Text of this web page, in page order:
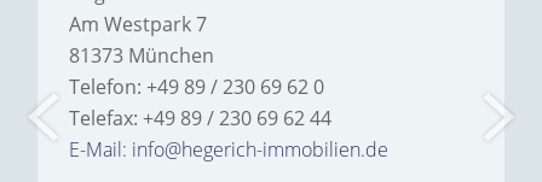
Am Westpark 7
81373 München
Telefon: +49 89 / 230 69 62 0
Telefax: +49 89 / 230 69 62 44
E-Mail: info@hegerich-immobilien.de